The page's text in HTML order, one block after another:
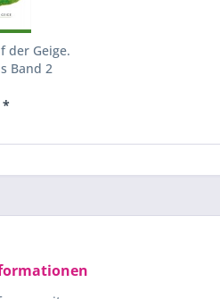
der Geige.
Band 2
*